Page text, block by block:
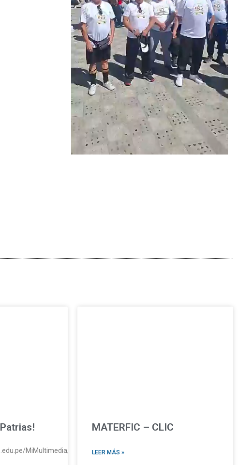
MiMultimedia/2026/ActivaciónFisica.mp4https://
MATERFIC – CLIC
LEER MÁS »